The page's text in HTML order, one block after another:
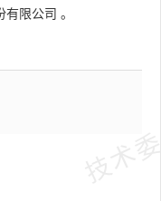
技
有限公司 。